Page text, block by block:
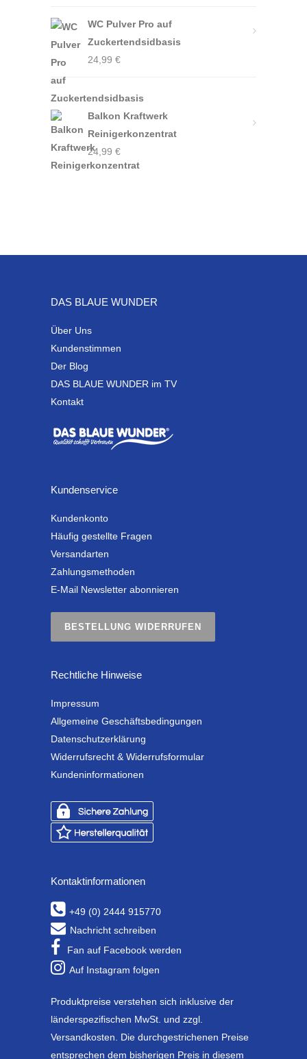
WC Pulver Pro auf
Zuckertendsidbasis
24,99 €
Balkon Kraftwerk
Reinigerkonzentrat
24,99 €
DAS BLAUE WUNDER
Über Uns
Kundenstimmen
Der Blog
DAS BLAUE WUNDER im TV
Kontakt
Kundenservice
Kundenkonto
Häufig gestellte Fragen
Versandarten
Zahlungsmethoden
E-Mail Newsletter abonnieren
BESTELLUNG WIDERRUFEN
Rechtliche Hinweise
Impressum
Allgemeine Geschäftsbedingungen
Datenschutzerklärung
Widerrufsrecht & Widerrufsformular
Kundeninformationen
Kontaktinformationen
+49 (0) 2444 915770
Nachricht schreiben
Fan auf Facebook werden
Auf Instagram folgen
Produktpreise verstehen sich inklusive der
länderspezifischen MwSt. und zzgl.
Versandkosten. Die durchgestrichenen Preise
entsprechen dem bisherigen Preis in diesem